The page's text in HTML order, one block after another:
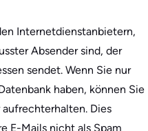
Internetdienstanbietern,
Absender sind, der
sendet. Wenn Sie nur
haben, können Sie
Dies
E-Mails nicht als Spam